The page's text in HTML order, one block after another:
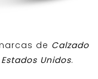
de Calzado
Estados Unidos.